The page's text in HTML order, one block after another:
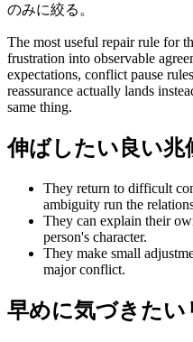
のみに絞る。
The most useful repair rule for
frustration into observable
expectations, conflict pause
reassurance actually lands
same thing.
伸ばしたい良い兆
They return to difficult
ambiguity run the
They can explain their
person's character.
They make small
major conflict.
早めに気づきたい